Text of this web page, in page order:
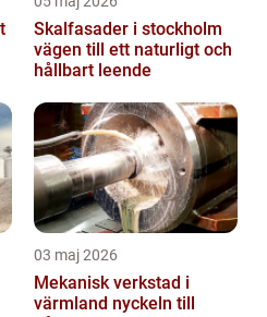
Skalfasader i stockholm
vägen till ett naturligt och
hållbart leende
03 maj 2026
Mekanisk verkstad i
värmland nyckeln till